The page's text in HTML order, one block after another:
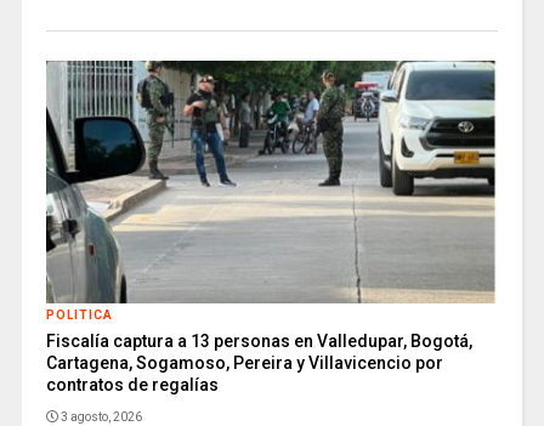
POLITICA
Fiscalía captura a 13 personas en Valledupar, Bogotá,
Cartagena, Sogamoso, Pereira y Villavicencio por
contratos de regalías
3 agosto, 2026